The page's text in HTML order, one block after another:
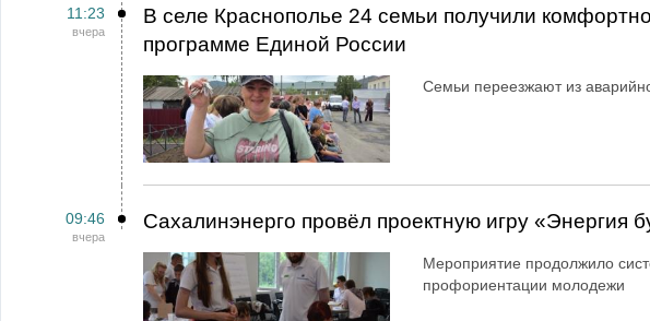
11:23
вчера
В селе Краснополье 24 семьи получили
программе Единой России
Семьи переезжают из
09:46
вчера
Сахалинэнерго провёл проектную игру «Энергия
Мероприятие продолжило
профориентации молодежи